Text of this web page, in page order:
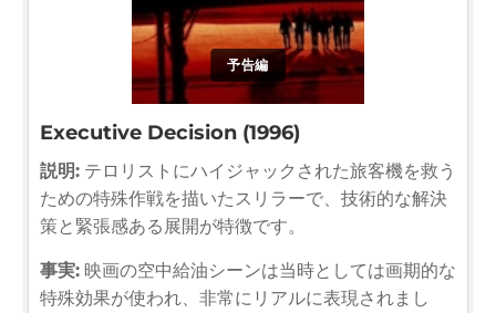
予告編
Executive Decision (1996)
説明: テロリストにハイジャックされた旅客機を救う
ための特殊作戦を描いたスリラーで、技術的な解決
策と緊張感ある展開が特徴です。
事実: 映画の空中給油シーンは当時としては画期的な
特殊効果が使われ、非常にリアルに表現されまし